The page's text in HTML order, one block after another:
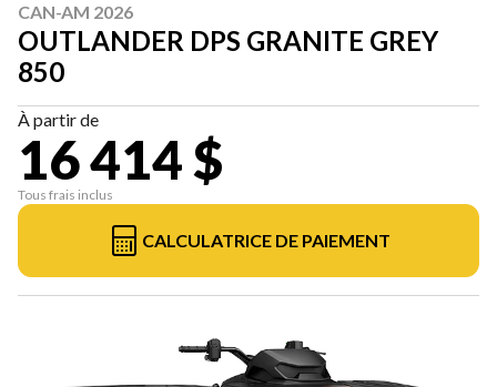
CAN-AM 2026
OUTLANDER DPS GRANITE GREY
850
À partir de
16 414 $
Tous frais inclus
CALCULATRICE DE PAIEMENT